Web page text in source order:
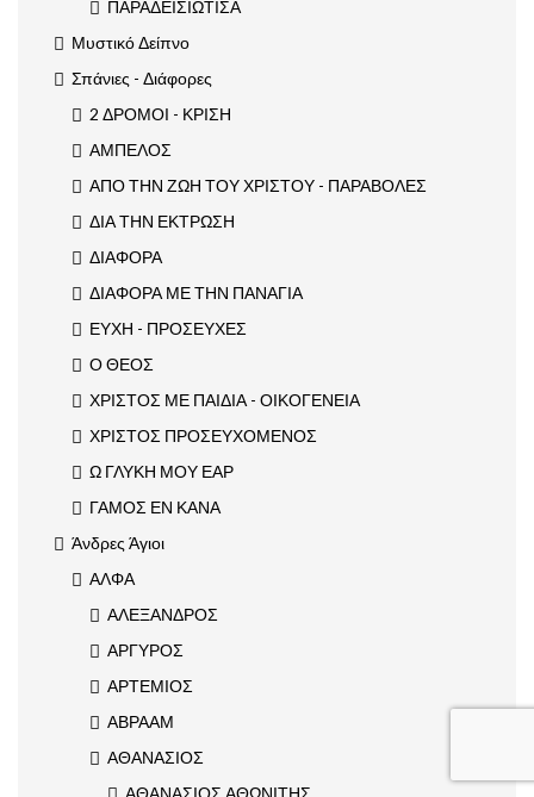
ΠΑΡΑΔΕΙΣΙΩΤΙΣΑ
Μυστικό Δείπνο
Σπάνιες - Διάφορες
2 ΔΡΟΜΟΙ - ΚΡΙΣΗ
ΑΜΠΕΛΟΣ
ΑΠΟ ΤΗΝ ΖΩΗ ΤΟΥ ΧΡΙΣΤΟΥ - ΠΑΡΑΒΟΛΕΣ
ΔΙΑ ΤΗΝ ΕΚΤΡΩΣΗ
ΔΙΑΦΟΡΑ
ΔΙΑΦΟΡΑ ΜΕ ΤΗΝ ΠΑΝΑΓΙΑ
ΕΥΧΗ - ΠΡΟΣΕΥΧΕΣ
Ο ΘΕΟΣ
ΧΡΙΣΤΟΣ ΜΕ ΠΑΙΔΙΑ - ΟΙΚΟΓΕΝΕΙΑ
ΧΡΙΣΤΟΣ ΠΡΟΣΕΥΧΟΜΕΝΟΣ
Ω ΓΛΥΚΗ ΜΟΥ ΕΑΡ
ΓΑΜΟΣ ΕΝ ΚΑΝΑ
Άνδρες Άγιοι
ΑΛΦΑ
ΑΛΕΞΑΝΔΡΟΣ
ΑΡΓΥΡΟΣ
ΑΡΤΕΜΙΟΣ
ΑΒΡΑΑΜ
ΑΘΑΝΑΣΙΟΣ
ΑΘΑΝΑΣΙΟΣ ΑΘΩΝΙΤΗΣ